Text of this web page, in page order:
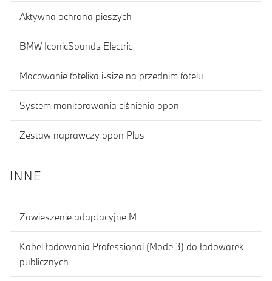
Aktywna ochrona pieszych
BMW IconicSounds Electric
Mocowanie fotelika i-size na przednim fotelu
System monitorowania ciśnienia opon
Zestaw naprawczy opon Plus
INNE
Zawieszenie adaptacyjne M
Kabel ładowania Professional (Mode 3) do ładowarek
publicznych